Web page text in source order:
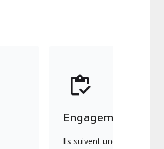
Engagement
Ils suivent une formation